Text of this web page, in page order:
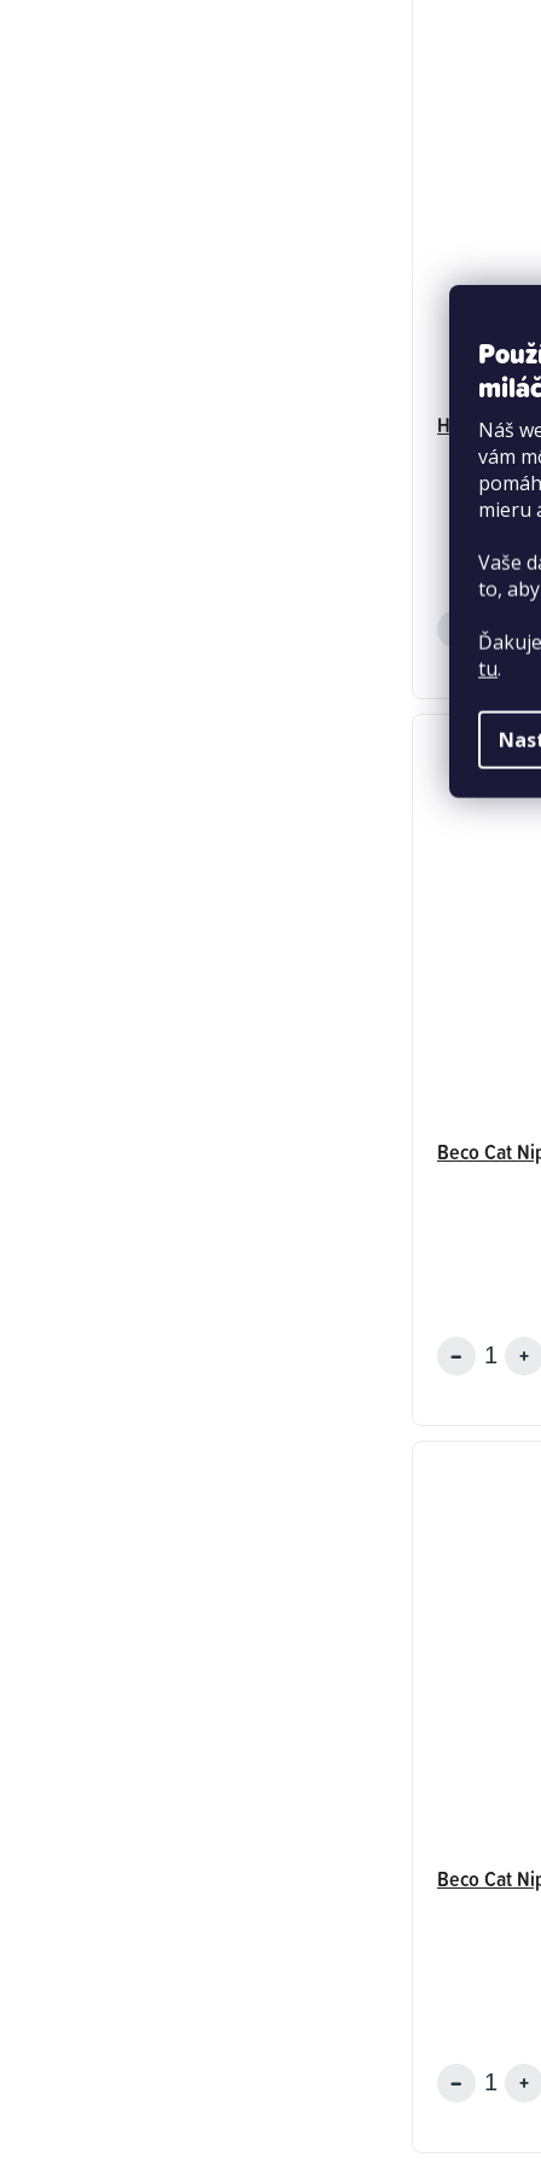
Náš
vám
mieru
Vaše
to,
tu.
Hračka
Beco Cat
Beco Cat